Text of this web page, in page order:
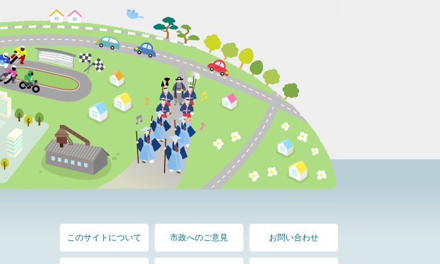
このサイトについて 市政へのご意見 お問い合わせ